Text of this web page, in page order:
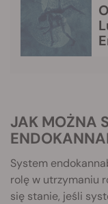
Odmiany MArihuany CBD I
JAK MOŻNA STYMULOWAĆ UKŁAD
System
rolę w utrzymaniu
się stanie, jeśli